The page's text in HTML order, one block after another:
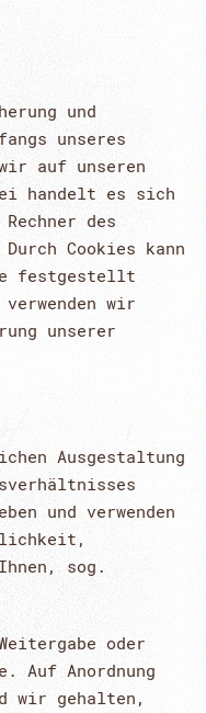
und
unseres
auf unseren
handelt es sich
des
Cookies kann
festgestellt
wir
unserer
Ausgestaltung
und verwenden
sog.
oder
Auf Anordnung
wir gehalten,